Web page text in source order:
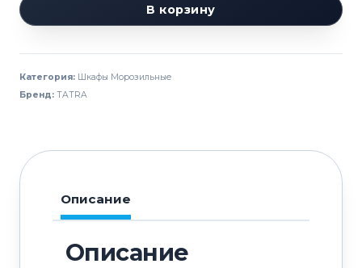
товара
Шкаф
TRC500
В корзину
Категория: Шкафы Морозильные
Бренд: TATRA
Описание
Описание